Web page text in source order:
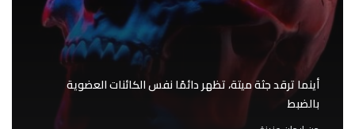
أينما ترقد جثة ميتة، تظهر دائمًا نفس الكائنات العضوية
بالضبط